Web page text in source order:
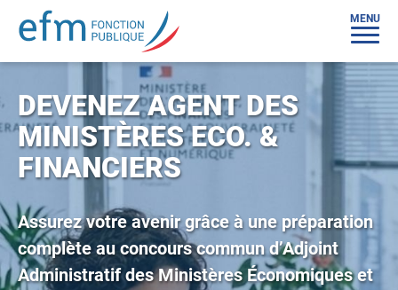
MENU
DEVENEZ AGENT DES
MINISTÈRES ECO. &
FINANCIERS
Assurez votre avenir grâce à une préparation
complète au concours commun d’Adjoint
Administratif des Ministères Économiques et